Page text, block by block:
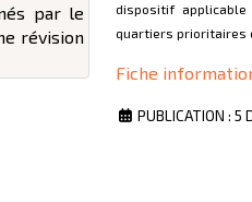
par le
révision
dispositif
quartiers prioritaires
Fiche
PUBLICATION : 5